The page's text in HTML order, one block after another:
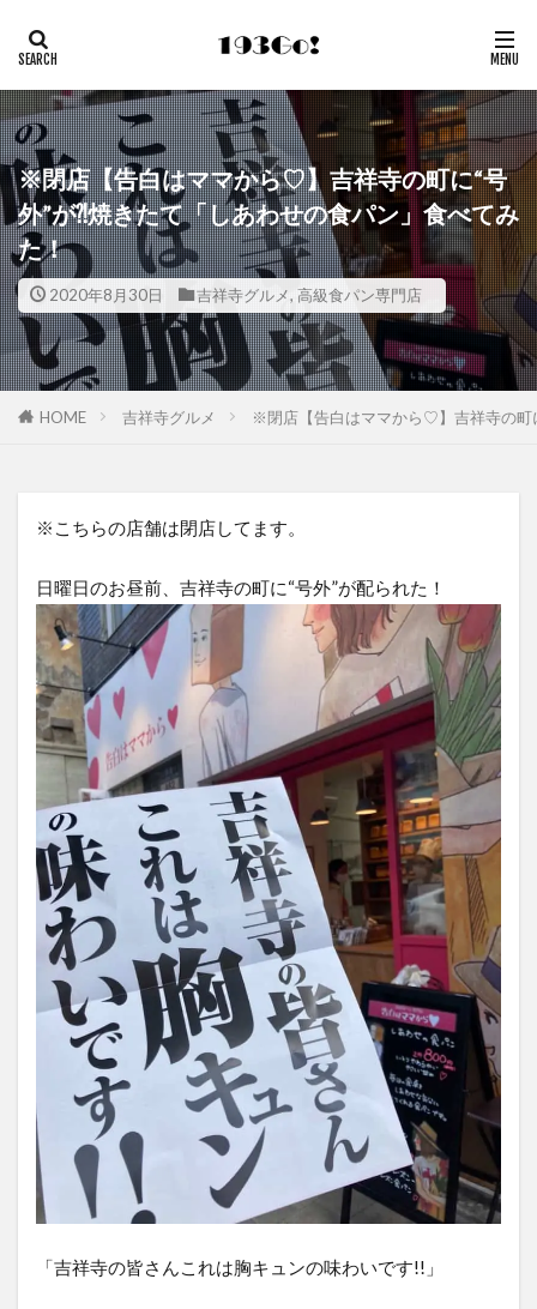
※閉店【告白はママから♡】吉祥寺の町に“号
外”が⁈焼きたて「しあわせの食パン」食べてみ
た！
2020年8月30日 吉祥寺グルメ, 高級食パン専門店
HOME 吉祥寺グルメ ※閉店【告白はママから♡】吉祥寺の町
※こちらの店舗は閉店してます。
日曜日のお昼前、吉祥寺の町に“号外”が配られた！
「吉祥寺の皆さんこれは胸キュンの味わいです!!」